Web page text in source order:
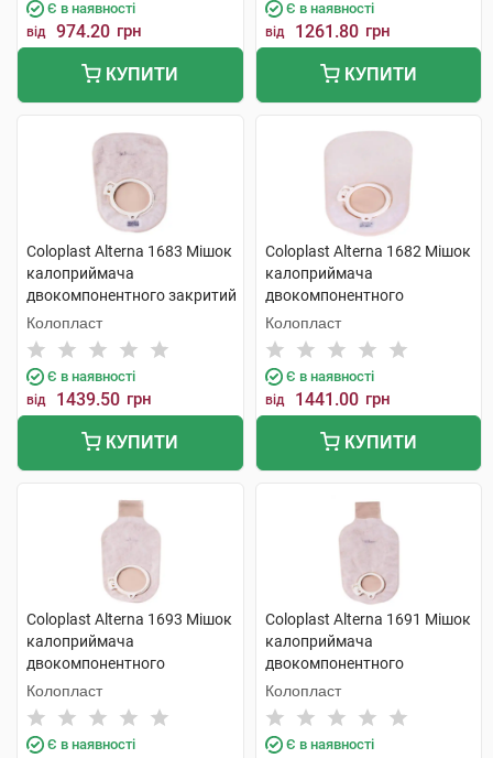
Є в наявності
від 974.20 грн
КУПИТИ
Є в наявності
від 1261.80 грн
КУПИТИ
Coloplast Alterna 1683 Мішок
калоприймача
двокомпонентного закритий
непрозорий фланець-60 мм
30 шт
Колопласт
Є в наявності
від 1439.50 грн
КУПИТИ
Coloplast Alterna 1682 Мішок
калоприймача
двокомпонентного
непрозорий закритий
фланець-50 мм 30 шт
Колопласт
Є в наявності
від 1441.00 грн
КУПИТИ
Coloplast Alterna 1693 Мішок
калоприймача
двокомпонентного
відкритий непрозорий
фланець-60 мм 30 шт
Колопласт
Є в наявності
Coloplast Alterna 1691 Мішок
калоприймача
двокомпонентного
відкритий непрозорий
фланець-40 мм 30 шт
Колопласт
Є в наявності